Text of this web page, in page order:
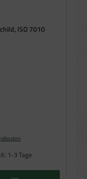
ISO 7010
1-3 Tage
die Schaltflächen um die Anzahl zu